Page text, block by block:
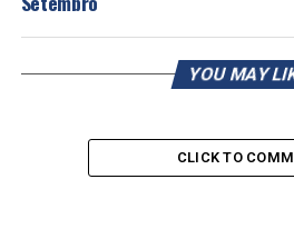
YOU MAY
CLICK TO